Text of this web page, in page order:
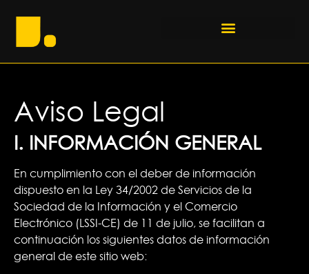
Aviso Legal
I. INFORMACIÓN GENERAL
En cumplimiento con el deber de información
dispuesto en la Ley 34/2002 de Servicios de la
Sociedad de la Información y el Comercio
Electrónico (LSSI-CE) de 11 de julio, se facilitan a
continuación los siguientes datos de información
general de este sitio web: